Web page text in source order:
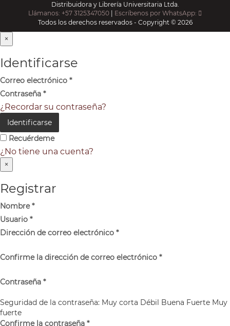
Distribuidora y Librería Universitaria Ltda.
Llámanos: +57 3125347050
Escríbenos por WhatsApp:
Todos los derechos reservados - Copyright © 2026
×
Identificarse
Correo electrónico *
Contraseña *
¿Recordar su contraseña?
Identificarse
Recuérdeme
¿No tiene una cuenta?
×
Registrar
Nombre*
Usuario *
Dirección de correo electrónico *
Confirme la dirección de correo electrónico *
Contraseña *
Seguridad de la contraseña: Muy corta Débil Buena Fuerte Muy
fuerte
Confirme la contraseña *